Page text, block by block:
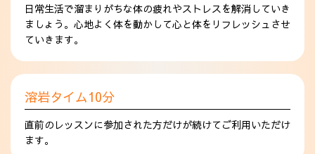
日常生活で溜まりがちな体の疲れやストレスを解消していき
ましょう。心地よく体を動かして心と体をリフレッシュさせ
ていきます。
溶岩タイム10分
直前のレッスンに参加された方だけが続けてご利用いただけ
ます。